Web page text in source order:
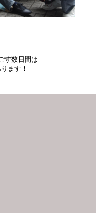
す数日間は
ます！